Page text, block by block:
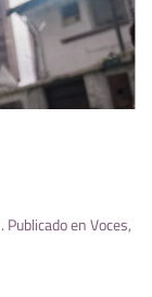
. Publicado enVoces,